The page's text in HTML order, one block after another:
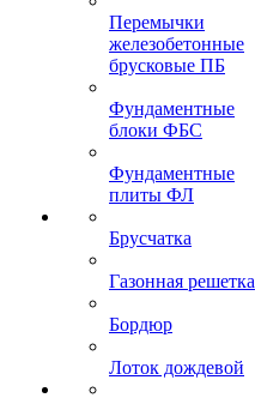
Перемычки
железобетонные
брусковые ПБ
Фундаментные
блоки ФБС
Фундаментные
плиты ФЛ
Брусчатка
Газонная решетка
Бордюр
Лоток дождевой